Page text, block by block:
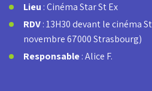
Lieu : Cinéma Star St Ex
RDV: 13H30 devant le cinéma
novembre 67000 Strasbourg)
Responsable: Alice F.